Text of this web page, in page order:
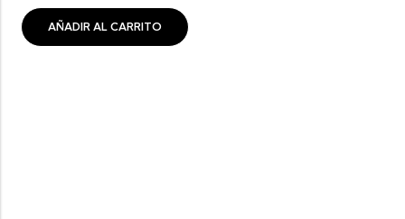
AÑADIR AL CARRITO